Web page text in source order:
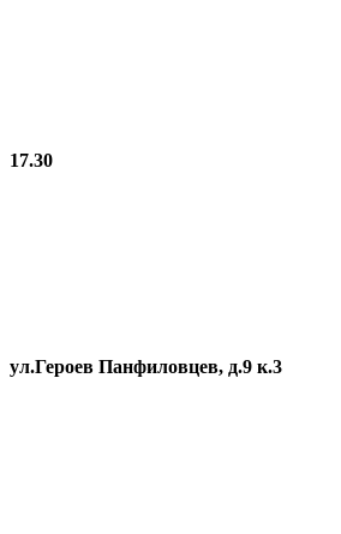
17.30
ул.Героев Панфиловцев, д.9 к.3